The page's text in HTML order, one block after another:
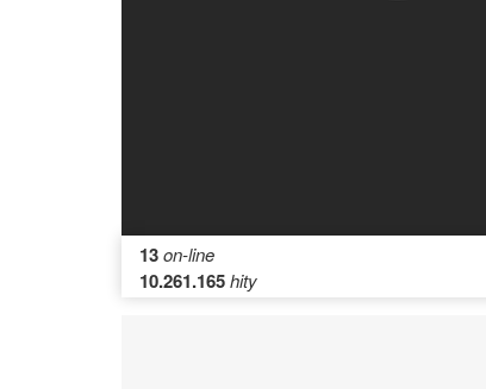
13on-line
10.261.165hity